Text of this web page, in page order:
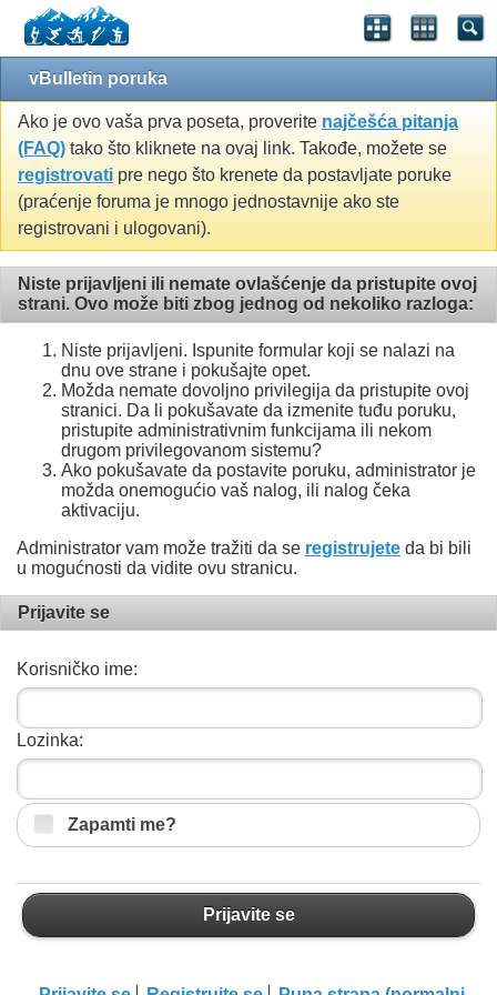
vBulletin poruka
Ako je ovo vaša prva poseta, proverite najčešća pitanja
(FAQ) tako što kliknete na ovaj link. Takođe, možete se
registrovati pre nego što krenete da postavljate poruke
(praćenje foruma je mnogo jednostavnije ako ste
registrovani i ulogovani).
Niste prijavljeni ili nemate ovlašćenje da pristupite ovoj
strani. Ovo može biti zbog jednog od nekoliko razloga:
Niste prijavljeni. Ispunite formular koji se nalazi na
dnu ove strane i pokušajte opet.
Možda nemate dovoljno privilegija da pristupite ovoj
stranici. Da li pokušavate da izmenite tuđu poruku,
pristupite administrativnim funkcijama ili nekom
drugom privilegovanom sistemu?
Ako pokušavate da postavite poruku, administrator je
možda onemogućio vaš nalog, ili nalog čeka
aktivaciju.
Administrator vam može tražiti da se registrujete da bi bili
u mogućnosti da vidite ovu stranicu.
Prijavite se
Korisničko ime:
Lozinka:
Zapamti me?
Prijavite se